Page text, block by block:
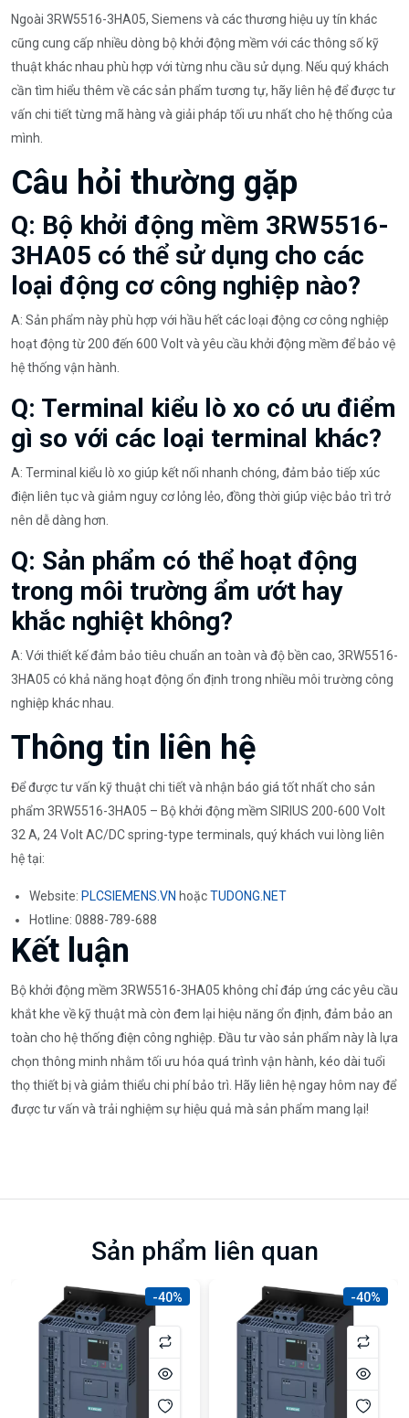
Ngoài 3RW5516-3HA05, Siemens và các thương hiệu uy tín khác
cũng cung cấp nhiều dòng bộ khởi động mềm với các thông số kỹ
thuật khác nhau phù hợp với từng nhu cầu sử dụng. Nếu quý khách
cần tìm hiểu thêm về các sản phẩm tương tự, hãy liên hệ để được tư
vấn chi tiết từng mã hàng và giải pháp tối ưu nhất cho hệ thống của
mình.
Câu hỏi thường gặp
Q: Bộ khởi động mềm 3RW5516-
3HA05 có thể sử dụng cho các
loại động cơ công nghiệp nào?
A: Sản phẩm này phù hợp với hầu hết các loại động cơ công nghiệp
hoạt động từ 200 đến 600 Volt và yêu cầu khởi động mềm để bảo vệ
hệ thống vận hành.
Q: Terminal kiểu lò xo có ưu điểm
gì so với các loại terminal khác?
A: Terminal kiểu lò xo giúp kết nối nhanh chóng, đảm bảo tiếp xúc
điện liên tục và giảm nguy cơ lỏng lẻo, đồng thời giúp việc bảo trì trở
nên dễ dàng hơn.
Q: Sản phẩm có thể hoạt động
trong môi trường ẩm ướt hay
khắc nghiệt không?
A: Với thiết kế đảm bảo tiêu chuẩn an toàn và độ bền cao, 3RW5516-
3HA05 có khả năng hoạt động ổn định trong nhiều môi trường công
nghiệp khác nhau.
Thông tin liên hệ
Để được tư vấn kỹ thuật chi tiết và nhận báo giá tốt nhất cho sản
phẩm 3RW5516-3HA05 – Bộ khởi động mềm SIRIUS 200-600 Volt
32 A, 24 Volt AC/DC spring-type terminals, quý khách vui lòng liên
hệ tại:
Website: PLCSIEMENS.VN hoặcTUDONG.NET
Hotline: 0888-789-688
Kết luận
Bộ khởi động mềm 3RW5516-3HA05 không chỉ đáp ứng các yêu cầu
khắt khe về kỹ thuật mà còn đem lại hiệu năng ổn định, đảm bảo an
toàn cho hệ thống điện công nghiệp. Đầu tư vào sản phẩm này là lựa
chọn thông minh nhằm tối ưu hóa quá trình vận hành, kéo dài tuổi
thọ thiết bị và giảm thiểu chi phí bảo trì. Hãy liên hệ ngay hôm nay để
được tư vấn và trải nghiệm sự hiệu quả mà sản phẩm mang lại!
Sản phẩm liên quan
-40% -40%